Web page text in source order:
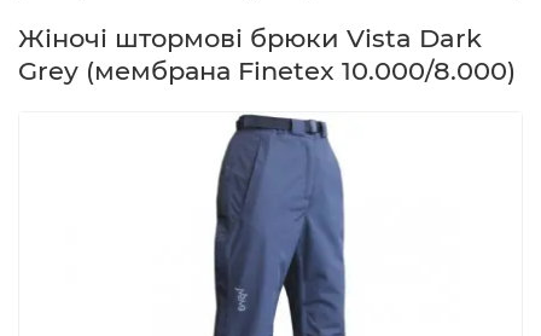
Жіночі штормові брюки Vista Dark
Grey (мембрана Finetex 10.000/8.000)